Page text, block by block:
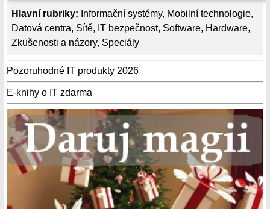
Hlavní rubriky: Informační systémy, Mobilní technologie,
Datová centra, Sítě, IT bezpečnost, Software, Hardware,
Zkušenosti a názory, Speciály
Pozoruhodné IT produkty 2026
E-knihy o IT zdarma